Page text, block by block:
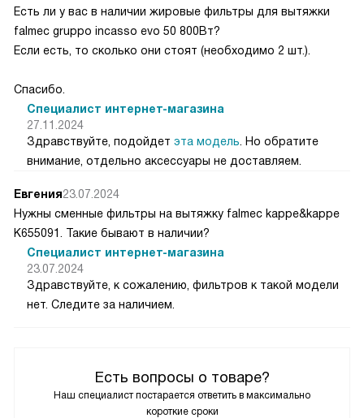
Есть вопросы о товаре?
Наш специалист постарается ответить в максимально
короткие сроки
Есть ли у вас в наличии жировые фильтры для вытяжки
falmec gruppo incasso evo 50 800Вт?
Если есть, то сколько они стоят (необходимо 2 шт.).
Спасибо.
Специалист интернет-магазина
27.11.2024
Здравствуйте, подойдет эта модель . Но обратите
внимание, отдельно аксессуары не доставляем.
Евгения23.07.2024
Нужны сменные фильтры на вытяжку falmec kappe&kappe
K655091. Такие бывают в наличии?
Специалист интернет-магазина
23.07.2024
Здравствуйте, к сожалению, фильтров к такой модели
нет. Следите за наличием.